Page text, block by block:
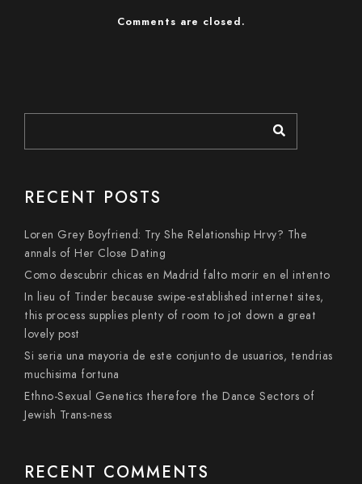
Comments are closed.
RECENT POSTS
Loren Grey Boyfriend: Try She Relationship Hrvy? The
annals of Her Close Dating
Como descubrir chicas en Madrid falto morir en el intento
In lieu of Tinder because swipe-established internet sites,
this process supplies plenty of room to jot down a great
lovely post
Si seri­a una mayoria de este conjunto de usuarios, tendri­as
muchisima fortuna
Ethno-Sexual Genetics therefore the Dance Sectors of
Jewish Trans-ness
RECENT COMMENTS